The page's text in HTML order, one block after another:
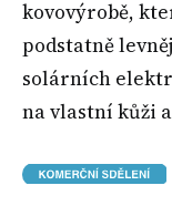
kovovýrobě,
podstatně
solárních
na vlastní kůži